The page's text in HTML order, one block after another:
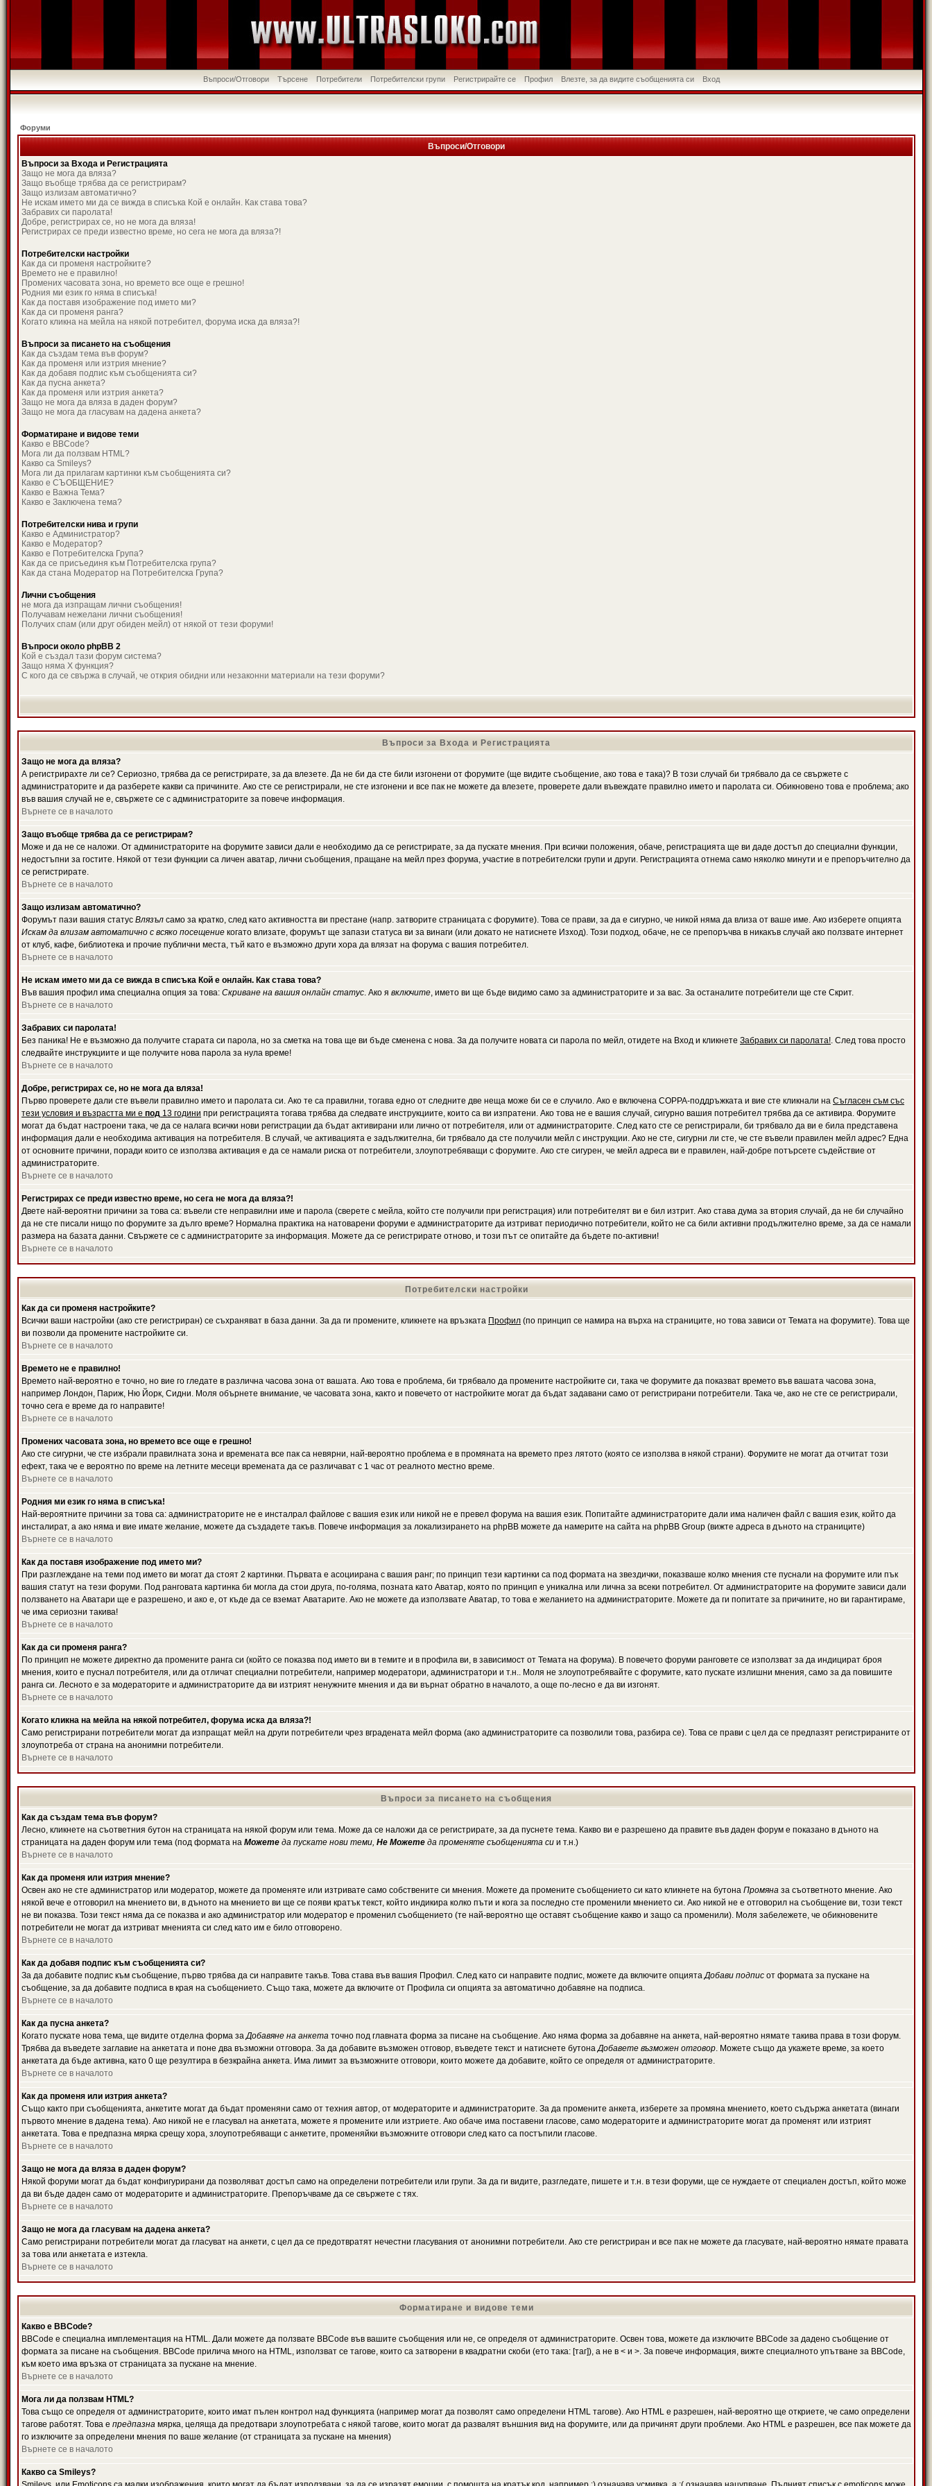
Въпроси/Отговори Търсене Потребители Потребителски групи Регистрирайте се Профил Влезте, за да видите съобщенията си Вход
Форуми
Въпроси/Отговори
Въпроси за Входа и Регистрацията
Защо не мога да вляза?
Защо въобще трябва да се регистрирам?
Защо излизам автоматично?
Не искам името ми да се вижда в списъка Кой е онлайн. Как става това?
Забравих си паролата!
Добре, регистрирах се, но не мога да вляза!
Регистрирах се преди известно време, но сега не мога да вляза?!
Потребителски настройки
Как да си променя настройките?
Времето не е правилно!
Промених часовата зона, но времето все още е грешно!
Родния ми език го няма в списъка!
Как да поставя изображение под името ми?
Как да си променя ранга?
Когато кликна на мейла на някой потребител, форума иска да вляза?!
Въпроси за писането на съобщения
Как да създам тема във форум?
Как да променя или изтрия мнение?
Как да добавя подпис към съобщенията си?
Как да пусна анкета?
Как да променя или изтрия анкета?
Защо не мога да вляза в даден форум?
Защо не мога да гласувам на дадена анкета?
Форматиране и видове теми
Какво е BBCode?
Мога ли да ползвам HTML?
Какво са Smileys?
Мога ли да прилагам картинки към съобщенията си?
Какво е СЪОБЩЕНИЕ?
Какво е Важна Тема?
Какво е Заключена тема?
Потребителски нива и групи
Какво е Администратор?
Какво е Модератор?
Какво е Потребителска Група?
Как да се присъединя към Потребителска група?
Как да стана Модератор на Потребителска Група?
Лични съобщения
не мога да изпращам лични съобщения!
Получавам нежелани лични съобщения!
Получих спам (или друг обиден мейл) от някой от тези форуми!
Въпроси около phpBB 2
Кой е създал тази форум система?
Защо няма X функция?
С кого да се свържа в случай, че открия обидни или незаконни материали на тези форуми?
Въпроси за Входа и Регистрацията
Защо не мога да вляза?
А регистрирахте ли се? Сериозно, трябва да се регистрирате, за да влезете. Да не би да сте били изгонени от форумите (ще видите съобщение, ако това е така)? В този случай би трябвало да се свържете с
администраторите и да разберете какви са причините. Ако сте се регистрирали, не сте изгонени и все пак не можете да влезете, проверете дали въвеждате правилно името и паролата си. Обикновено това е проблема; ако
във вашия случай не е, свържете се с администраторите за повече информация.
Върнете се в началото
Защо въобще трябва да се регистрирам?
Може и да не се наложи. От администраторите на форумите зависи дали е необходимо да се регистрирате, за да пускате мнения. При всички положения, обаче, регистрацията ще ви даде достъп до специални функции,
недостъпни за гостите. Някой от тези функции са личен аватар, лични съобщения, пращане на мейл през форума, участие в потребителски групи и други. Регистрацията отнема само няколко минути и е препоръчително да
се регистрирате.
Върнете се в началото
Защо излизам автоматично?
Форумът пази вашия статус Влязъл само за кратко, след като активността ви престане (напр. затворите страницата с форумите). Това се прави, за да е сигурно, че никой няма да влиза от ваше име. Ако изберете опцията
Искам да влизам автоматично с всяко посещение когато влизате, форумът ще запази статуса ви за винаги (или докато не натиснете Изход). Този подход, обаче, не се препоръчва в никакъв случай ако ползвате интернет
от клуб, кафе, библиотека и прочие публични места, тъй като е възможно други хора да влязат на форума с вашия потребител.
Върнете се в началото
Не искам името ми да се вижда в списъка Кой е онлайн. Как става това?
Във вашия профил има специална опция за това: Скриване на вашия онлайн статус. Ако я включите, името ви ще бъде видимо само за администраторите и за вас. За останалите потребители ще сте Скрит.
Върнете се в началото
Забравих си паролата!
Без паника! Не е възможно да получите старата си парола, но за сметка на това ще ви бъде сменена с нова. За да получите новата си парола по мейл, отидете на Вход и кликнете Забравих си паролата!. След това просто
следвайте инструкциите и ще получите нова парола за нула време!
Върнете се в началото
Добре, регистрирах се, но не мога да вляза!
Първо проверете дали сте въвели правилно името и паролата си. Ако те са правилни, тогава едно от следните две неща може би се е случило. Ако е включена COPPA-поддръжката и вие сте кликнали на Съгласен съм със
тези условия и възрастта ми е под 13 години при регистрацията тогава трябва да следвате инструкциите, които са ви изпратени. Ако това не е вашия случай, сигурно вашия потребител трябва да се активира. Форумите
могат да бъдат настроени така, че да се налага всички нови регистрации да бъдат активирани или лично от потребителя, или от администраторите. След като сте се регистрирали, би трябвало да ви е била представена
информация дали е необходима активация на потребителя. В случай, че активацията е задължителна, би трябвало да сте получили мейл с инструкции. Ако не сте, сигурни ли сте, че сте въвели правилен мейл адрес? Една
от основните причини, поради които се използва активация е да се намали риска от потребители, злоупотребяващи с форумите. Ако сте сигурен, че мейл адреса ви е правилен, най-добре потърсете съдействие от
администраторите.
Върнете се в началото
Регистрирах се преди известно време, но сега не мога да вляза?!
Двете най-вероятни причини за това са: въвели сте неправилни име и парола (сверете с мейла, който сте получили при регистрация) или потребителят ви е бил изтрит. Ако става дума за втория случай, да не би случайно
да не сте писали нищо по форумите за дълго време? Нормална практика на натоварени форуми е администраторите да изтриват периодично потребители, който не са били активни продължително време, за да се намали
размера на базата данни. Свържете се с администраторите за информация. Можете да се регистрирате отново, и този път се опитайте да бъдете по-активни!
Върнете се в началото
Потребителски настройки
Как да си променя настройките?
Всички ваши настройки (ако сте регистриран) се съхраняват в база данни. За да ги промените, кликнете на връзката Профил (по принцип се намира на върха на страниците, но това зависи от Темата на форумите). Това ще
ви позволи да промените настройките си.
Върнете се в началото
Времето не е правилно!
Времето най-вероятно е точно, но вие го гледате в различна часова зона от вашата. Ако това е проблема, би трябвало да промените настройките си, така че форумите да показват времето във вашата часова зона,
например Лондон, Париж, Ню Йорк, Сидни. Моля обърнете внимание, че часовата зона, както и повечето от настройките могат да бъдат задавани само от регистрирани потребители. Така че, ако не сте се регистрирали,
точно сега е време да го направите!
Върнете се в началото
Промених часовата зона, но времето все още е грешно!
Ако сте сигурни, че сте избрали правилната зона и времената все пак са невярни, най-вероятно проблема е в промяната на времето през лятото (която се използва в някой страни). Форумите не могат да отчитат този
ефект, така че е вероятно по време на летните месеци времената да се различават с 1 час от реалното местно време.
Върнете се в началото
Родния ми език го няма в списъка!
Най-вероятните причини за това са: администраторите не е инсталрал файлове с вашия език или никой не е превел форума на вашия език. Попитайте администраторите дали има наличен файл с вашия език, който да
инсталират, а ако няма и вие имате желание, можете да създадете такъв. Повече информация за локализирането на phpBB можете да намерите на сайта на phpBB Group (вижте адреса в дъното на страниците)
Върнете се в началото
Как да поставя изображение под името ми?
При разглеждане на теми под името ви могат да стоят 2 картинки. Първата е асоциирана с вашия ранг; по принцип тези картинки са под формата на звездички, показваше колко мнения сте пуснали на форумите или пък
вашия статут на тези форуми. Под ранговата картинка би могла да стои друга, по-голяма, позната като Аватар, която по принцип е уникална или лична за всеки потребител. От администраторите на форумите зависи дали
ползването на Аватари ще е разрешено, и ако е, от къде да се вземат Аватарите. Ако не можете да използвате Аватар, то това е желанието на администраторите. Можете да ги попитате за причините, но ви гарантираме,
че има сериозни такива!
Върнете се в началото
Как да си променя ранга?
По принцип не можете директно да промените ранга си (който се показва под името ви в темите и в профила ви, в зависимост от Темата на форума). В повечето форуми ранговете се използват за да индицират броя
мнения, които е пуснал потребителя, или да отличат специални потребители, например модератори, администратори и т.н.. Моля не злоупотребявайте с форумите, като пускате излишни мнения, само за да повишите
ранга си. Лесното е за модераторите и администраторите да ви изтрият ненужните мнения и да ви върнат обратно в началото, а още по-лесно е да ви изгонят.
Върнете се в началото
Когато кликна на мейла на някой потребител, форума иска да вляза?!
Само регистрирани потребители могат да изпращат мейл на други потребители чрез вградената мейл форма (ако администраторите са позволили това, разбира се). Това се прави с цел да се предпазят регистрираните от
злоупотреба от страна на анонимни потребители.
Върнете се в началото
Въпроси за писането на съобщения
Как да създам тема във форум?
Лесно, кликнете на съответния бутон на страницата на някой форум или тема. Може да се наложи да се регистрирате, за да пуснете тема. Какво ви е разрешено да правите във даден форум е показано в дъното на
страницата на даден форум или тема (под формата на Можете да пускате нови теми, Не Можете да променяте съобщенията си и т.н.)
Върнете се в началото
Как да променя или изтрия мнение?
Освен ако не сте администратор или модератор, можете да променяте или изтривате само собствените си мнения. Можете да промените съобщението си като кликнете на бутона Промяна за съответното мнение. Ако
някой вече е отговорил на мнението ви, в дъното на мнението ви ще се появи кратък текст, който индикира колко пъти и кога за последно сте променили мнението си. Ако никой не е отговорил на съобщение ви, този текст
не ви показва. Този текст няма да се показва и ако администратор или модератор е променил съобщението (те най-вероятно ще оставят съобщение какво и защо са променили). Моля забележете, че обикновените
потребители не могат да изтриват мненията си след като им е било отговорено.
Върнете се в началото
Как да добавя подпис към съобщенията си?
За да добавите подпис към съобщение, първо трябва да си направите такъв. Това става във вашия Профил. След като си направите подпис, можете да включите опциятаДобави подпис от формата за пускане на
съобщение, за да добавите подписа в края на съобщението. Също така, можете да включите от Профила си опцията за автоматично добавяне на подписа.
Върнете се в началото
Как да пусна анкета?
Когато пускате нова тема, ще видите отделна форма заДобавяне на анкета точно под главната форма за писане на съобщение. Ако няма форма за добавяне на анкета, най-вероятно нямате такива права в този форум.
Трябва да въведете заглавие на анкетата и поне два възможни отговора. За да добавите възможен отговор, въведете текст и натиснете бутонаДобавете възможен отговор. Можете също да укажете време, за което
анкетата да бъде активна, като 0 ще резултира в безкрайна анкета. Има лимит за възможните отговори, които можете да добавите, който се определя от администраторите.
Върнете се в началото
Как да променя или изтрия анкета?
Също както при съобщенията, анкетите могат да бъдат променяни само от техния автор, от модераторите и администраторите. За да промените анкета, изберете за промяна мнението, което съдържа анкетата (винаги
първото мнение в дадена тема). Ако никой не е гласувал на анкетата, можете я промените или изтриете. Ако обаче има поставени гласове, само модераторите и администраторите могат да променят или изтрият
анкетата. Това е предпазна мярка срещу хора, злоупотребяващи с анкетите, променяйки възможните отговори след като са постъпили гласове.
Върнете се в началото
Защо не мога да вляза в даден форум?
Някой форуми могат да бъдат конфигурирани да позволяват достъп само на определени потребители или групи. За да ги видите, разгледате, пишете и т.н. в тези форуми, ще се нуждаете от специален достъп, който може
да ви бъде даден само от модераторите и администраторите. Препоръчваме да се свържете с тях.
Върнете се в началото
Защо не мога да гласувам на дадена анкета?
Само регистрирани потребители могат да гласуват на анкети, с цел да се предотвратят нечестни гласувания от анонимни потребители. Ако сте регистриран и все пак не можете да гласувате, най-вероятно нямате правата
за това или анкетата е изтекла.
Върнете се в началото
Форматиране и видове теми
Какво е BBCode?
BBCode е специална имплементация на HTML. Дали можете да ползвате BBCode във вашите съобщения или не, се определя от администраторите. Освен това, можете да изключите BBCode за дадено съобщение от
формата за писане на съобщения. BBCode прилича много на HTML, използват се тагове, които са затворени в квадратни скоби (ето така: [таг]), а не в < и >. За повече информация, вижте специалното упътване за BBCode,
към което има връзка от страницата за пускане на мнение.
Върнете се в началото
Мога ли да ползвам HTML?
Това също се определя от администраторите, които имат пълен контрол над функцията (например могат да позволят само определени HTML тагове). Ако HTML е разрешен, най-вероятно ще откриете, че само определени
тагове работят. Това е предпазна мярка, целяща да предотвари злоупотребата с някой тагове, които могат да развалят външния вид на форумите, или да причинят други проблеми. Ако HTML е разрешен, все пак можете да
го изключите за определени мнения по ваше желание (от страницата за пускане на мнения)
Върнете се в началото
Какво са Smileys?